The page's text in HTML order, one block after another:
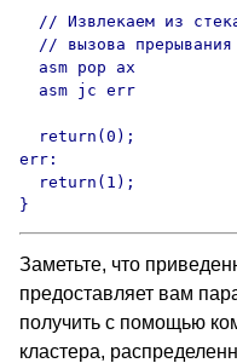
// Извлекаем из
// вызова прерывания
  asm pop ax
  asm jc err
  return(0);
err:
  return(1);
}
Заметьте, что
предоставляет вам
получить с помощью
кластера,